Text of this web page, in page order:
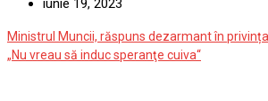
iunie 19, 2023
Ministrul Muncii, răspuns dezarmant în
„Nu vreau să induc speranţe cuiva“